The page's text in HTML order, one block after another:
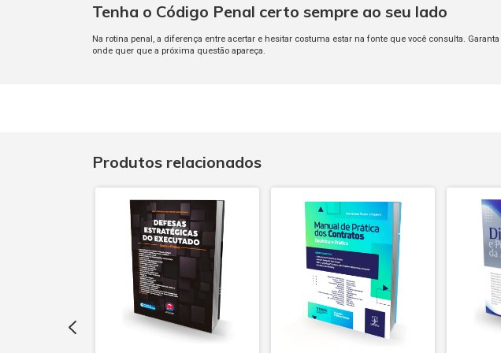
Tenha o Código Penal certo sempre ao seu lado
Na rotina penal, a diferença entre acertar e hesitar costuma estar na fonte que você consulta.
onde quer que a próxima questão apareça.
Produtos relacionados